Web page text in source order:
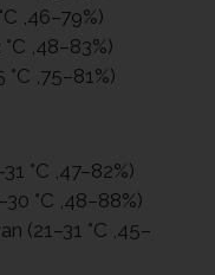
,46–79%)
,48–83%)
,75–81%)
°C ,47–82%)
°C ,48–88%)
(21–31 °C ,45–